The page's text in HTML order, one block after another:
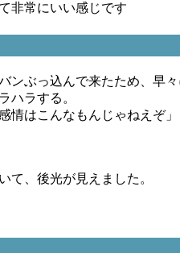
非常にいい感じです
ぶっ込んで来たため、早々
ハラする。
情はこんなもんじゃねえぞ
て、後光が見えました。